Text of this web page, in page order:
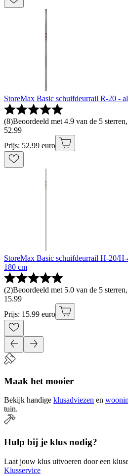
StoreMax Basic schuifdeurrail R-20 -
(8)Beoordeeld met 4.9 van de 5
52.99
Prijs: 52.99 euro
StoreMax Basic schuifdeurrail H-20/
180 cm
(2)Beoordeeld met 5.0 van de 5
15.99
Prijs: 15.99 euro
Maak het mooier
Bekijk handige klusadviezen en
tuin.
Hulp bij je klus nodig?
Laat jouw klus uitvoeren door een
Klusservice